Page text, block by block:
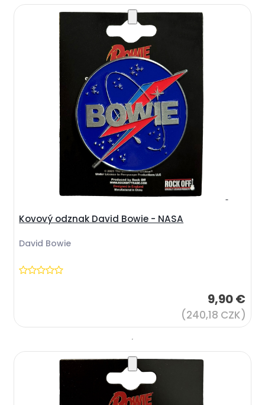
Kovový odznak David Bowie - NASA
David Bowie
9,90 €
(240,18 CZK)